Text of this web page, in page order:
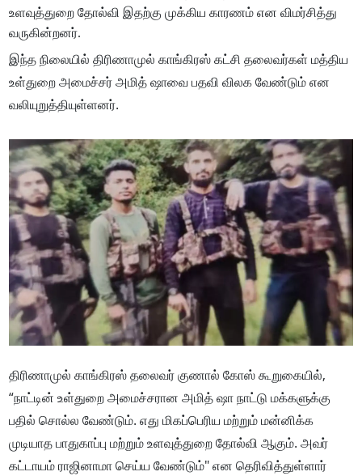
உளவுத்துறை தோல்வி இதற்கு முக்கிய காரணம் என விமர்சித்து
வருகின்றனர்.
இந்த நிலையில் திரிணாமுல் காங்கிரஸ் கட்சி தலைவர்கள் மத்திய
உள்துறை அமைச்சர் அமித் ஷாவை பதவி விலக வேண்டும் என
வலியுறுத்தியுள்ளனர்.
திரிணாமுல் காங்கிரஸ் தலைவர் குணால் கோஸ் கூறுகையில்,
“நாட்டின் உள்துறை அமைச்சரான அமித் ஷா நாட்டு மக்களுக்கு
பதில் சொல்ல வேண்டும். எது மிகப்பெரிய மற்றும் மன்னிக்க
முடியாத பாதுகாப்பு மற்றும் உளவுத்துறை தோல்வி ஆகும். அவர்
கட்டாயம் ராஜினாமா செய்ய வேண்டும்" என தெரிவித்துள்ளார்